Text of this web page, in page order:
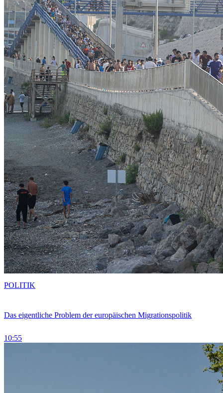
Das eigentliche Problem der europäischen Migrationspolitik
10:55
POLITIK